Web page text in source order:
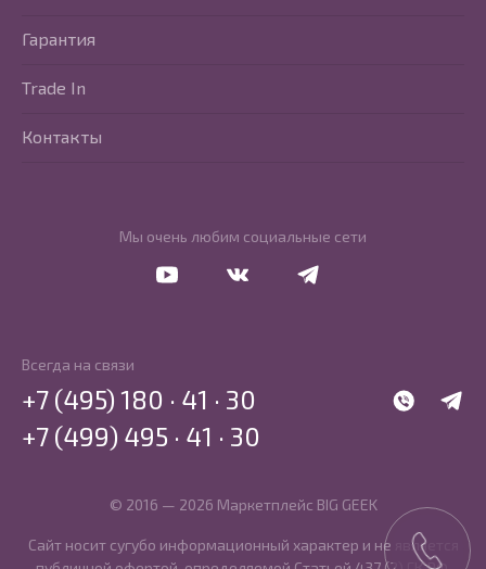
Мы очень любим социальные сети
Гарантия
Trade In
Контакты
Всегда на связи
WhatsApp
+7 (495) 180 · 41 · 30
+7 (499) 495 · 41 · 30
© 2016 — 2026 Маркетплейс BIG GEEK
Сайт носит сугубо информационный характер и не является